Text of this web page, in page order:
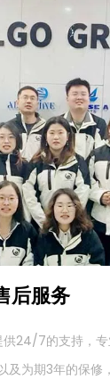
后服务
供24/7的支持，
及为期3年的保修